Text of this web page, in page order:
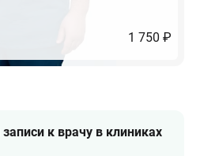
1 750 ₽
к врачу в клиниках